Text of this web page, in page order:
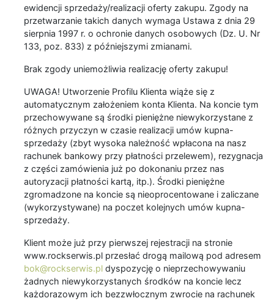
ewidencji sprzedaży/realizacji oferty zakupu. Zgody na
przetwarzanie takich danych wymaga Ustawa z dnia 29
sierpnia 1997 r. o ochronie danych osobowych (Dz. U. Nr
133, poz. 833) z późniejszymi zmianami.
Brak zgody uniemożliwia realizację oferty zakupu!
UWAGA! Utworzenie Profilu Klienta wiąże się z
automatycznym założeniem konta Klienta. Na koncie tym
przechowywane są środki pieniężne niewykorzystane z
różnych przyczyn w czasie realizacji umów kupna-
sprzedaży (zbyt wysoka należność wpłacona na nasz
rachunek bankowy przy płatności przelewem), rezygnacja
z części zamówienia już po dokonaniu przez nas
autoryzacji płatności kartą, itp.). Środki pieniężne
zgromadzone na koncie są nieoprocentowane i zaliczane
(wykorzystywane) na poczet kolejnych umów kupna-
sprzedaży.
Klient może już przy pierwszej rejestracji na stronie
www.rockserwis.pl przesłać drogą mailową pod adresem
bok@rockserwis.pl dyspozycję o nieprzechowywaniu
żadnych niewykorzystanych środków na koncie lecz
każdorazowym ich bezzwłocznym zwrocie na rachunek